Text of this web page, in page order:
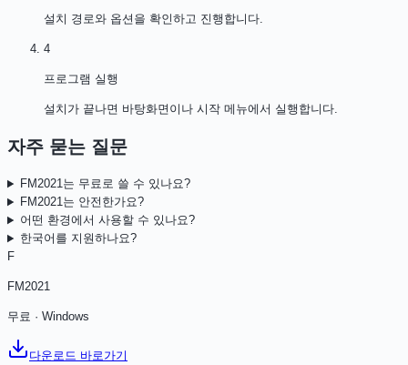
설치 경로와 옵션을 확인하고 진행합니다.
4
프로그램 실행
설치가 끝나면 바탕화면이나 시작 메뉴에서 실행합니다.
자주 묻는 질문
FM2021는 무료로 쓸 수 있나요?
FM2021는 안전한가요?
어떤 환경에서 사용할 수 있나요?
한국어를 지원하나요?
F
FM2021
무료 · Windows
다운로드 바로가기